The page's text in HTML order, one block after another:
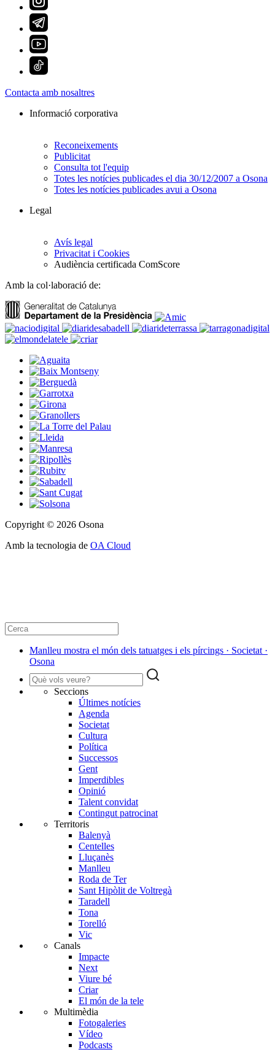
Contacta amb nosaltres
Informació corporativa
Reconeixements
Publicitat
Consulta tot l'equip
Totes les notícies publicades el dia 30/12/2007 a Osona
Totes les notícies publicades avui a Osona
Legal
Avís legal
Privacitat i Cookies
Audiència certificada ComScore
Amb la col·laboració de:
Copyright © 2026 Osona
Amb la tecnologia de OA Cloud
Manlleu mostra el món dels tatuatges i els pírcings · Societat ·
Osona
Seccions
Últimes notícies
Agenda
Societat
Cultura
Política
Successos
Gent
Imperdibles
Opinió
Talent convidat
Contingut patrocinat
Territoris
Balenyà
Centelles
Lluçanès
Manlleu
Roda de Ter
Sant Hipòlit de Voltregà
Taradell
Tona
Torelló
Vic
Canals
Impacte
Next
Viure bé
Criar
El món de la tele
Multimèdia
Fotogaleries
Vídeo
Podcasts